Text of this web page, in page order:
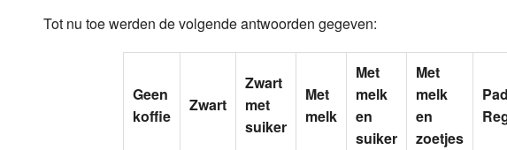
Tot nu toe werden de volgende antwoorden gegeven:
Geen
koffie
Zwart
Zwart
met
suiker
Met
melk
Met
melk
en
suiker
Met
melk
en
zoetjes